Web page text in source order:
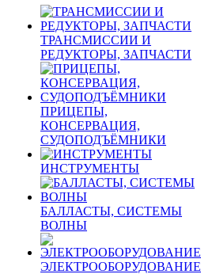
ТРАНСМИССИИ И
РЕДУКТОРЫ, ЗАПЧАСТИ
ПРИЦЕПЫ,
КОНСЕРВАЦИЯ,
СУДОПОДЪЁМНИКИ
ИНСТРУМЕНТЫ
БАЛЛАСТЫ, СИСТЕМЫ
ВОЛНЫ
ЭЛЕКТРООБОРУДОВАНИЕ